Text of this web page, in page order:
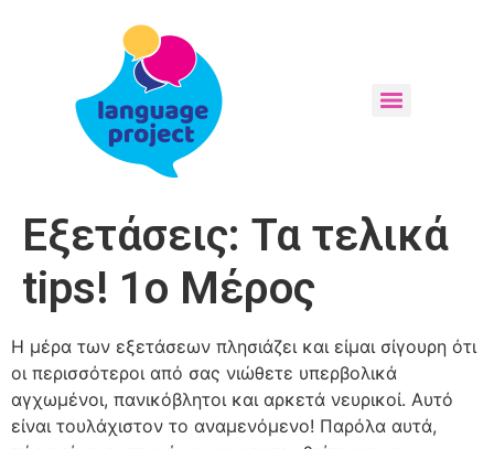
Εξετάσεις: Τα τελικά
tips! 1ο Μέρος
Η μέρα των εξετάσεων πλησιάζει και είμαι σίγουρη ότι
οι περισσότεροι από σας νιώθετε υπερβολικά
αγχωμένοι, πανικόβλητοι και αρκετά νευρικοί. Αυτό
είναι τουλάχιστον το αναμενόμενο! Παρόλα αυτά,